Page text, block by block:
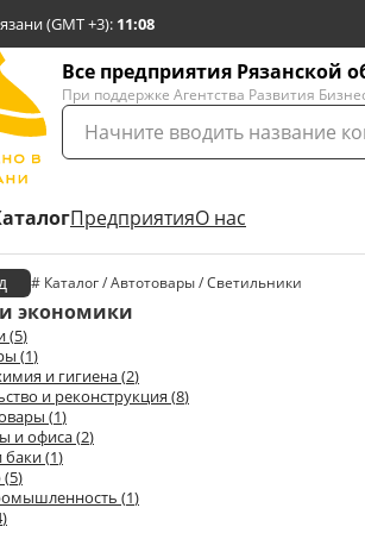
(GMT +3): 11:08
Все предприятия Рязанской
При поддержке Агентства Развития
ПредприятияО нас
# Каталог / Автотовары / Светильники
экономики
(5)
(1)
и гигиена(2)
и реконструкция (8)
(1)
и офиса(2)
баки(1)
(5)
(1)
)